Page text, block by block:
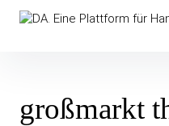
Inhalte
überspringenDA. Eine
großmarkt